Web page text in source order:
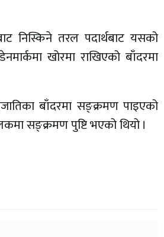
निस्किने तरल पदार्थबाट यसको
खोरमा राखिएको बाँदरमा
बाँदरमा सङ्क्रमण पाइएको
सङ्क्रमण पुष्टि भएको थियो ।